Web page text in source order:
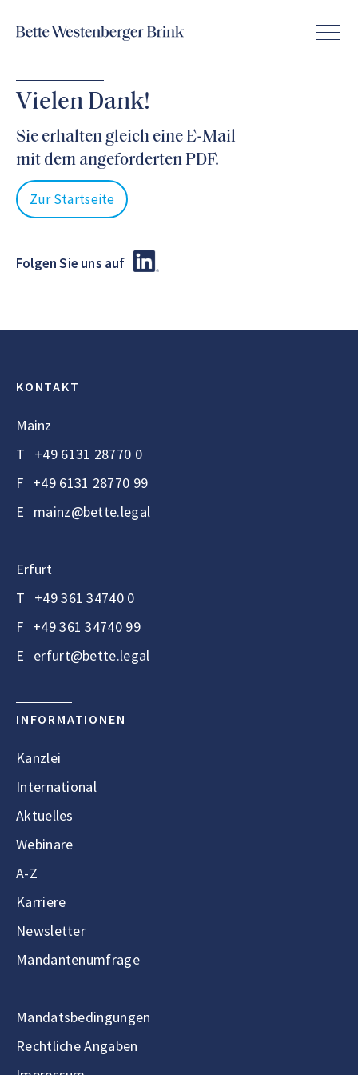
Vielen Dank!
Sie erhalten gleich eine E-Mail
mit dem angeforderten PDF.
Zur Startseite
Folgen Sie uns auf
KONTAKT
Mainz
T +49 6131 28770 0
F +49 6131 28770 99
E mainz@bette.legal
Erfurt
T +49 361 34740 0
F +49 361 34740 99
E erfurt@bette.legal
INFORMATIONEN
Kanzlei
International
Aktuelles
Webinare
A-Z
Karriere
Newsletter
Mandantenumfrage
Mandatsbedingungen
Rechtliche Angaben